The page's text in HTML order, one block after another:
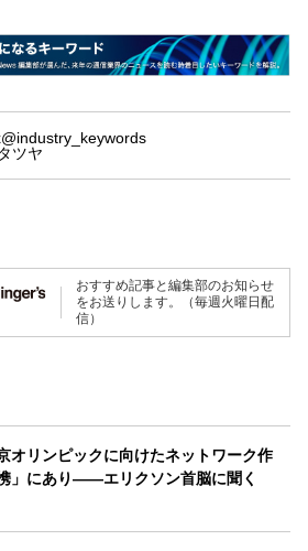
@industry_keywords
ツヤ
おすすめ記事と編集部のお知らせ
をお送りします。（毎週火曜日配
信）
オリンピックに向けたネットワーク作
」にあり――エリクソン首脳に聞く